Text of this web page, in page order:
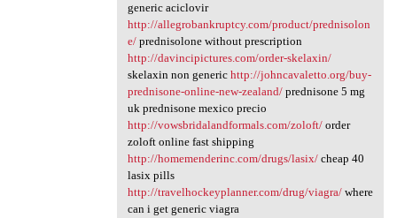
generic aciclovir
http://allegrobankruptcy.com/product/prednisolon
e/prednisolone without prescription
http://davincipictures.com/order-skelaxin/
skelaxin non generic http://johncavaletto.org/buy-
prednisone-online-new-zealand/prednisone 5 mg
uk prednisone mexico precio
http://vowsbridalandformals.com/zoloft/order
zoloft online fast shipping
http://homemenderinc.com/drugs/lasix/cheap 40
lasix pills
http://travelhockeyplanner.com/drug/viagra/where
can i get generic viagra